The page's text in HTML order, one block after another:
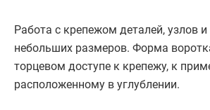
Работа с крепежом деталей, узлов
небольших размеров. Форма
торцевом доступе к крепежу, к
расположенному в углублении.